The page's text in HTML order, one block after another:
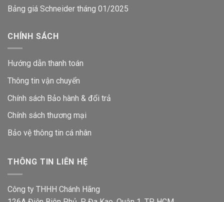
Bảng giá Schneider tháng 01/2025
CHÍNH SÁCH
Hướng dẫn thanh toán
Thông tin vận chuyển
Chính sách Bảo hành & đổi trả
Chính sách thương mại
Bảo vệ thông tin cá nhân
THÔNG TIN LIÊN HỆ
Công ty THHH Chánh Hãng